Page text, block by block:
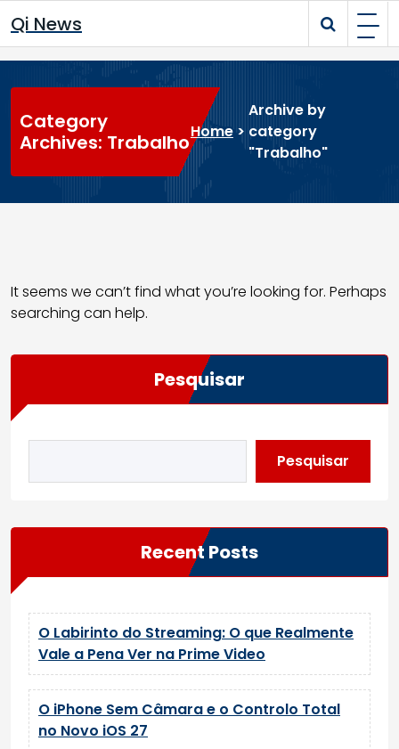
to
content
Qi News
Category
Archives: TrabalhoHome>
Archive by
category
"Trabalho"
It seems we can’t find what you’re looking for. Perhaps
searching can help.
Pesquisar
Pesquisar
Recent Posts
O Labirinto do Streaming: O que Realmente
Vale a Pena Ver na Prime Video
O iPhone Sem Câmara e o Controlo Total
no Novo iOS 27